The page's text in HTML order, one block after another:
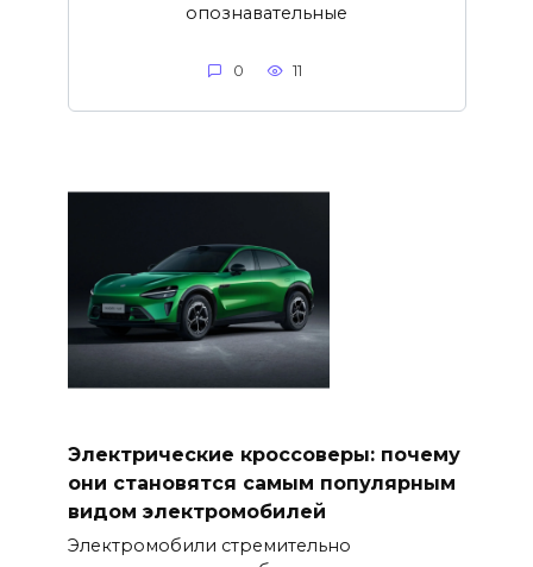
опознавательные
0 11
Электрические кроссоверы: почему
они становятся самым популярным
видом электромобилей
Электромобили стремительно